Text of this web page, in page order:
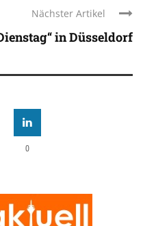
Nächster Artikel
in Düsseldorf
0